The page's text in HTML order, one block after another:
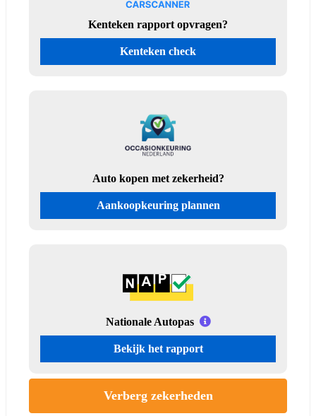
Kenteken rapport opvragen?
Kenteken check
Auto kopen met zekerheid?
Aankoopkeuring plannen
Nationale Autopas
Bekijk het rapport
Verberg zekerheden